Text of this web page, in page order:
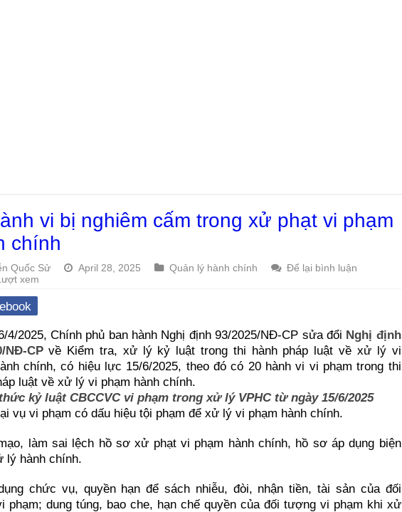
vi bị nghiêm cấm trong xử phạt vi phạm
chính
Quốc Sử April 28, 2025 Quản lý hành chính
Để lại bình luận
xem
4/2025, Chính phủ ban hành Nghị định 93/2025/NĐ-CP sửa đổi Nghị định
NĐ-CPvề Kiểm tra, xử lý kỷ luật trong thi hành pháp luật về xử lý vi
chính, có hiệu lực 15/6/2025, theo đó có 20 hành vi vi phạm trong thi
luật về xử lý vi phạm hành chính.
kỷ luật CBCCVC vi phạm trong xử lý VPHC từ ngày 15/6/2025
vụ vi phạm có dấu hiệu tội phạm để xử lý vi phạm hành chính.
làm sai lệch hồ sơ xử phạt vi phạm hành chính, hồ sơ áp dụng biện
lý hành chính.
chức vụ, quyền hạn để sách nhiễu, đòi, nhận tiền, tài sản của đối
phạm; dung túng, bao che, hạn chế quyền của đối tượng vi phạm khi xử